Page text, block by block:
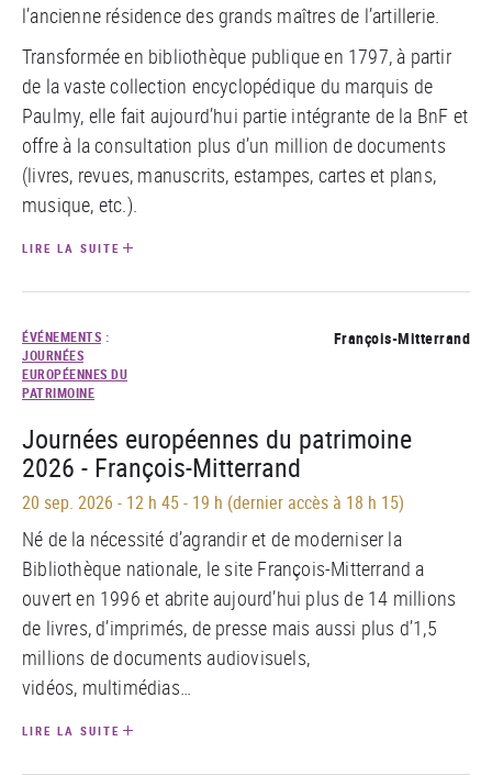
l’ancienne résidence des grands maîtres de l’artillerie.
Transformée en bibliothèque publique en 1797, à partir
de la vaste collection encyclopédique du marquis de
Paulmy, elle fait aujourd’hui partie intégrante de la BnF et
offre à la consultation plus d’un million de documents
(livres, revues, manuscrits, estampes, cartes et plans,
musique, etc.).
LIRE LA SUITE
ÉVÉNEMENTS :
JOURNÉES
EUROPÉENNES DU
PATRIMOINE
François-Mitterrand
Journées européennes du patrimoine
2026 - François-Mitterrand
20 sep. 2026 - 12 h 45 - 19 h (dernier accès à 18 h 15)
Né de la nécessité d’agrandir et de moderniser la
Bibliothèque nationale, le site François-Mitterrand a
ouvert en 1996 et abrite aujourd’hui plus de 14 millions
de livres, d’imprimés, de presse mais aussi plus d’1,5
millions de documents audiovisuels,
vidéos, multimédias…
LIRE LA SUITE